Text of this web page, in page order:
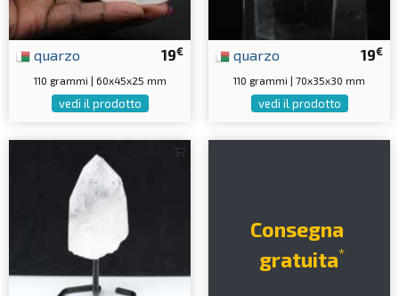
19€
quarzo
110 grammi | 60x45x25 mm
vedi il prodotto
19€
quarzo
110 grammi | 70x35x30 mm
vedi il prodotto
Consegna
gratuita*